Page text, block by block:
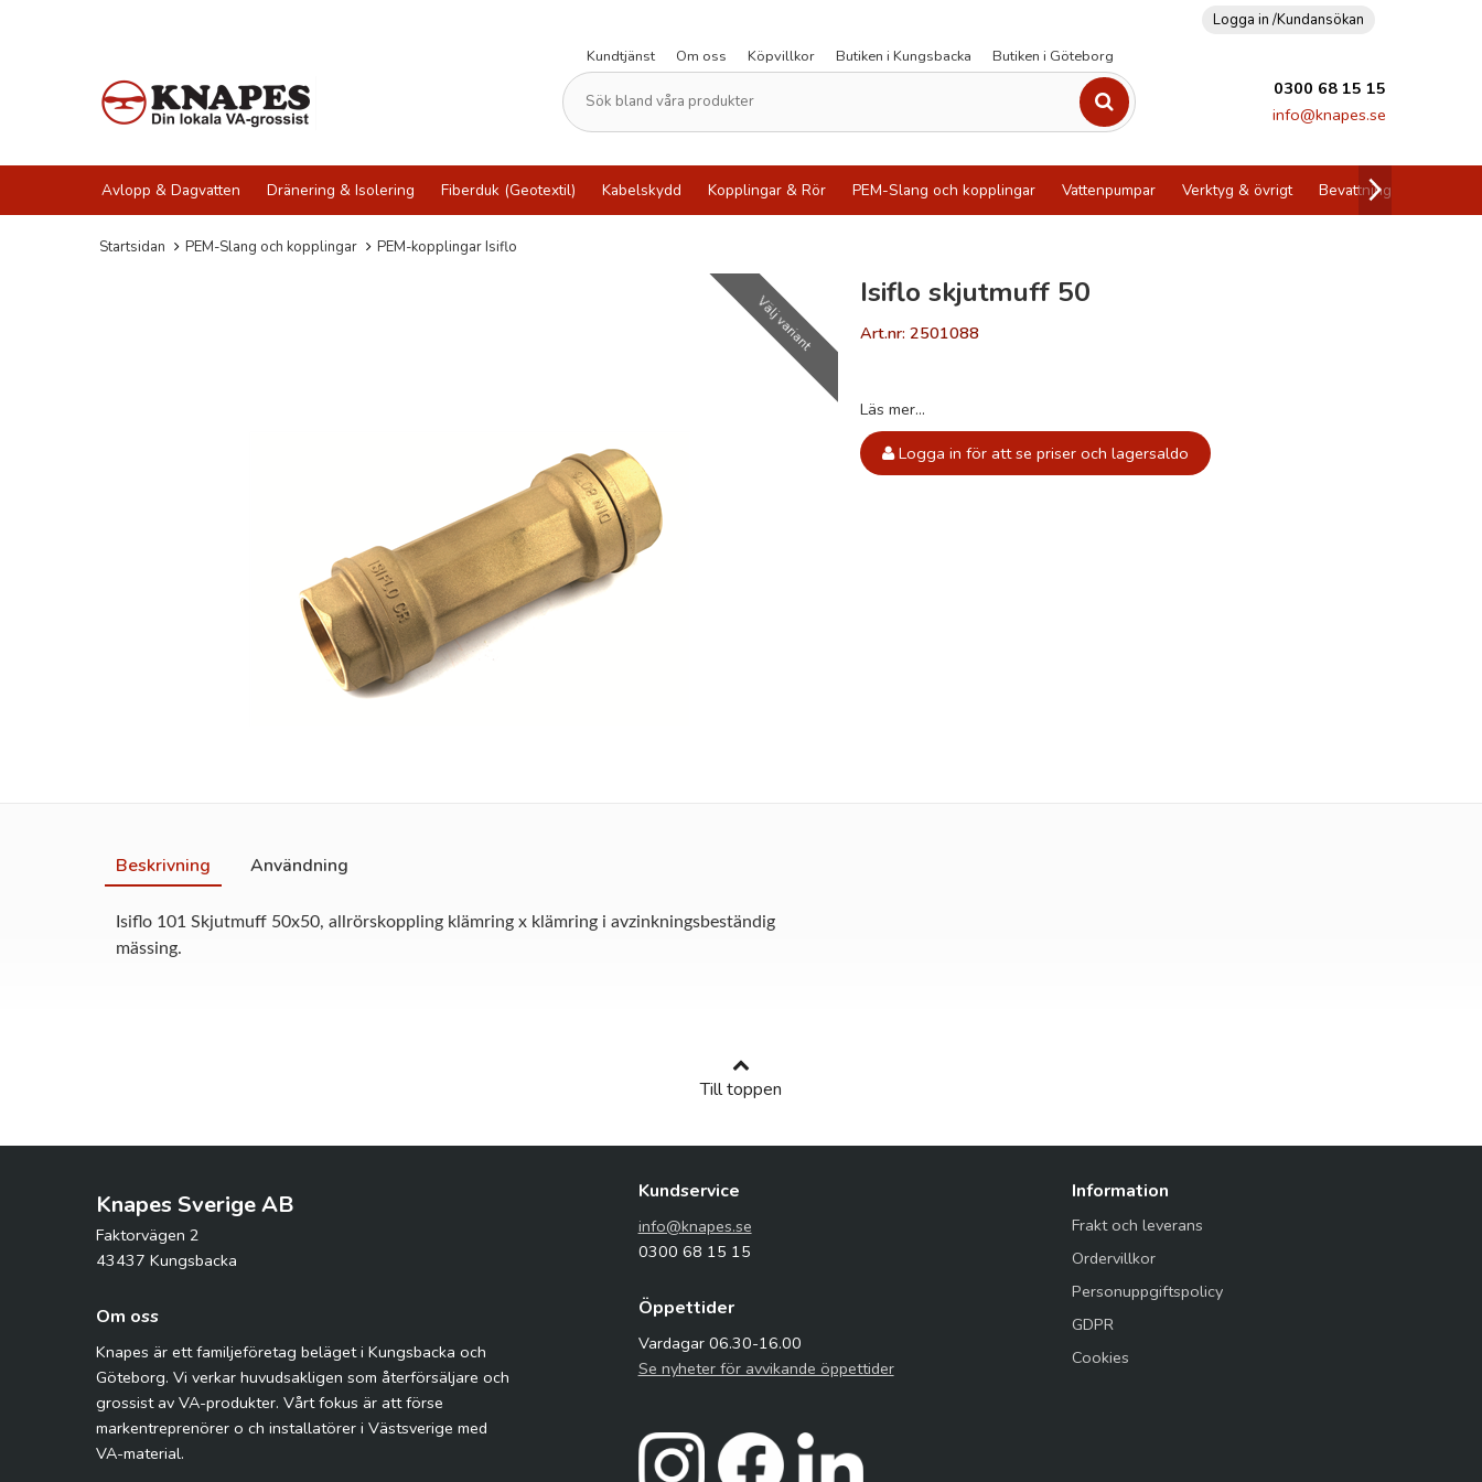
Logga in /Kundansökan
Kundtjänst
Om oss Köpvillkor Butiken i Kungsbacka Butiken i Göteborg
0300 68 15 15
info@knapes.se
Avlopp & Dagvatten Dränering & Isolering Fiberduk (Geotextil) Kabelskydd Kopplingar & Rör PEM-Slang och kopplingar Vattenpumpar Verktyg & övrigt Bevattning
Startsidan PEM-Slang och kopplingar PEM-kopplingar Isiflo
Välj variant
Isiflo skjutmuff 50
Art.nr: 2501088
Läs mer...
Logga in för att se priser och lagersaldo
Beskrivning Användning
Isiflo 101 Skjutmuff 50x50, allrörskoppling klämring x klämring i avzinkningsbeständig
mässing.
Till toppen
Knapes Sverige AB
Faktorvägen 2
43437 Kungsbacka
Om oss
Knapes är ett familjeföretag beläget i Kungsbacka och
Göteborg. Vi verkar huvudsakligen som återförsäljare och
grossist av VA-produkter. Vårt fokus är att förse
markentreprenörer o ch installatörer i Västsverige med
VA-material.
Kundservice
info@knapes.se
0300 68 15 15
Öppettider
Vardagar 06.30-16.00
Se nyheter för avvikande öppettider
Information
Frakt och leverans
Ordervillkor
Personuppgiftspolicy
GDPR
Cookies